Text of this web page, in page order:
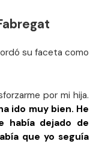
su faceta como
por mi hija.
ido muy bien. He
había dejado de
que yo seguía